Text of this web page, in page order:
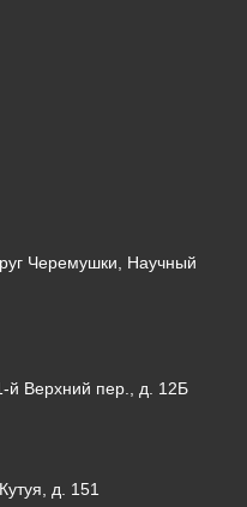
Черемушки, Научный
й Верхний пер., д. 12Б
д. 151